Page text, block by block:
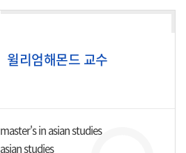
윌리엄해몬드 교수
master's in asian studies
asian studies